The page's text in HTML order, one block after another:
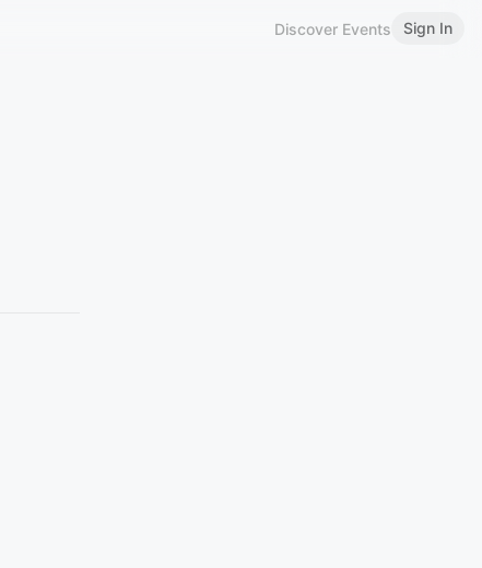
Discover Events Sign In